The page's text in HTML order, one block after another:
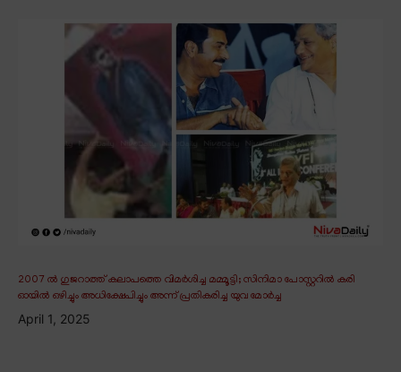
2007 ൽ ഗുജറാത്ത് കലാപത്തെ വിമർശിച്ച മമ്മൂട്ടി; സിനിമാ പോസ്റ്ററിൽ കരി
ഓയിൽ ഒഴിച്ചും അധിക്ഷേപിച്ചും അന്ന് പ്രതികരിച്ച യുവ മോർച്ച
April 1, 2025